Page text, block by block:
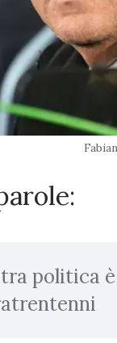
politica